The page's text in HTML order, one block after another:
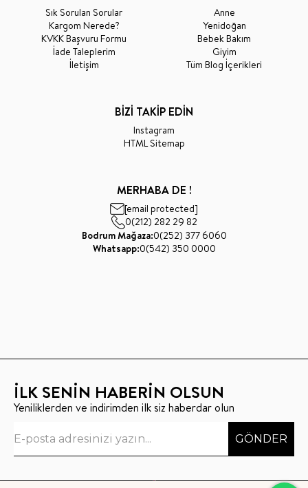
Sık Sorulan Sorular
Kargom Nerede?
KVKK Başvuru Formu
İade Taleplerim
İletişim
Anne
Yenidoğan
Bebek Bakım
Giyim
Tüm Blog İçerikleri
BİZİ TAKİP EDİN
Instagram
HTML Sitemap
MERHABA DE !
[email protected]
0(212) 282 29 82
Bodrum Mağaza:0(252) 377 6060
Whatsapp:0(542) 350 0000
İLK SENİN HABERİN OLSUN
Yeniliklerden ve indirimden ilk siz haberdar olun
GÖNDER